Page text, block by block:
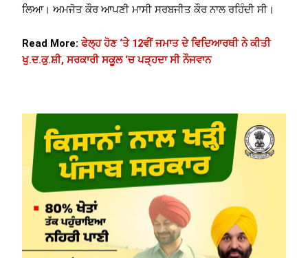
ਲਿਆ। ਅਮਜੋਤ ਕੌਰ ਆਪਣੀ ਮਾਸੀ ਸਰਬਜੀਤ ਕੌਰ ਨਾਲ ਰਹਿੰਦੀ ਸੀ।
Read More:ਫੇਲ੍ਹ ਹੋਣ ‘ਤੇ 12ਵੀਂ ਜਮਾਤ ਦੇ ਵਿਦਿਆਰਥੀ ਨੇ ਕੀਤੀ
ਖੁ.ਦ.ਕੁ.ਸ਼ੀ, ਸਰਕਾਰੀ ਸਕੂਲ ‘ਚ ਪੜ੍ਹਦਾ ਸੀ ਨੌਜਵਾਨ